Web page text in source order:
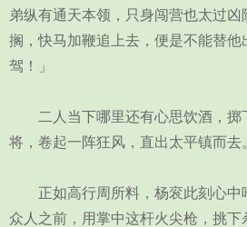
弟纵有通天本领，只身闯营也太过
搁，快马加鞭追上去，便是不能替他
驾！」
二人当下哪里还有心思饮酒，掷
将，卷起一阵狂风，直出太平镇而去
正如高行周所料，杨衮此刻心中
众人之前，用掌中这杆火尖枪，挑